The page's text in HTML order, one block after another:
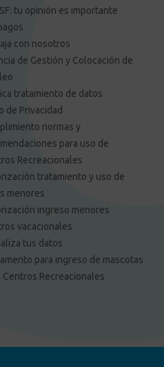
tu opinión es importante
con nosotros
de Gestión y Colocación de
tratamiento de datos
de Privacidad
normas y
para uso de
Recreacionales
tratamiento y uso de
menores
ingreso menores
vacacionales
tus datos
para ingreso de mascotas
Centros Recreacionales